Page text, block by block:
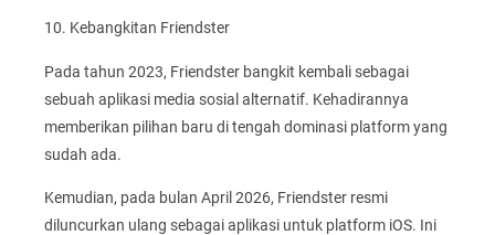
10. Kebangkitan Friendster
Pada tahun 2023, Friendster bangkit kembali sebagai
sebuah aplikasi media sosial alternatif. Kehadirannya
memberikan pilihan baru di tengah dominasi platform yang
sudah ada.
Kemudian, pada bulan April 2026, Friendster resmi
diluncurkan ulang sebagai aplikasi untuk platform iOS. Ini